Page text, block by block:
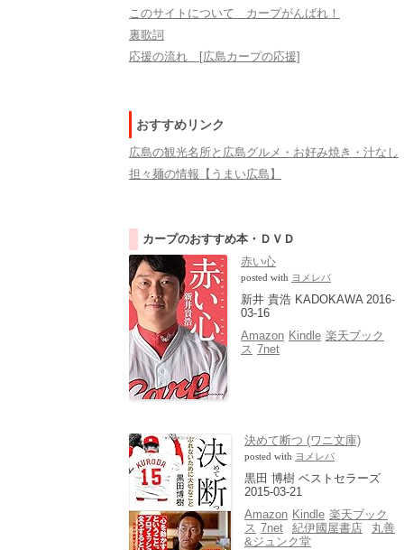
このサイトについて カープがんばれ！
裏歌詞
応援の流れ [広島カープの応援]
おすすめリンク
広島の観光名所と広島グルメ・お好み焼き・汁なし
担々麺の情報【うまい広島】
カープのおすすめ本・ＤＶＤ
赤い心
posted with ヨメレバ
新井 貴浩 KADOKAWA 2016-
03-16
Amazon Kindle 楽天ブック
ス 7net
決めて断つ (ワニ文庫)
posted with ヨメレバ
黒田 博樹 ベストセラーズ
2015-03-21
Amazon Kindle 楽天ブック
ス 7net 紀伊國屋書店
丸善
&ジュンク堂